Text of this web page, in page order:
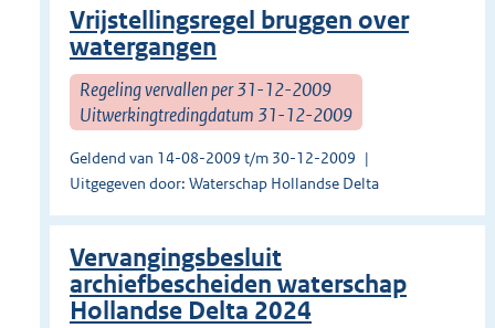
Vrijstellingsregel bruggen over
watergangen
Regeling vervallen per 31-12-2009
Uitwerkingtredingdatum 31-12-2009
Geldend van 14-08-2009 t/m 30-12-2009
Uitgegeven door: Waterschap Hollandse Delta
Vervangingsbesluit
archiefbescheiden waterschap
Hollandse Delta 2024